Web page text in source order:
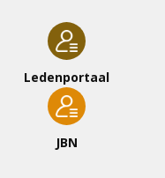
Ledenportaal
JBN